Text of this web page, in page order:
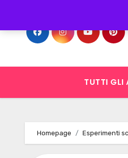
content
TUTTI GLI
Homepage Esperimenti